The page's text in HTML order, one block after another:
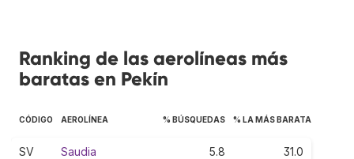
Ranking de las aerolíneas más
baratas en Pekín
CÓDIGO AEROLÍNEA % BÚSQUEDAS % LA MÁS BARATA
SV Saudia 5.8 31.0